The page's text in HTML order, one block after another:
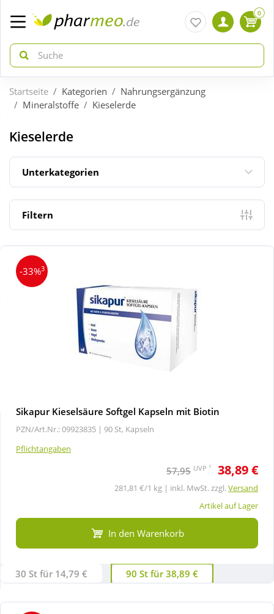
zurück
ÜBERSICHT AKTIONEN
Aktuelle Coupons
Neuheiten
Sale
zurück
ÜBERSICHT KATEGORIEN
Arzneimittel
Diabetes
Körperpflege & Kosmetik
Natur & Homöopathie
Tierbedarf
Wellness
0
Startseite Kategorien
Nahrungsergänzung
Mineralstoffe
Kieselerde
Kieselerde
Unterkategorien
Filtern
-33%3
Sikapur Kieselsäure Softgel Kapseln mit Biotin
PZN/Art.Nr.: 09923835 | 90 St, Kapseln
Pflichtangaben
57,95 UVP 1 38,89 €
281,81 €/1 kg | inkl. MwSt. zzgl.Versand
Artikel auf Lager
In den Warenkorb
30 St für 14,79 € 90 St für 38,89 €